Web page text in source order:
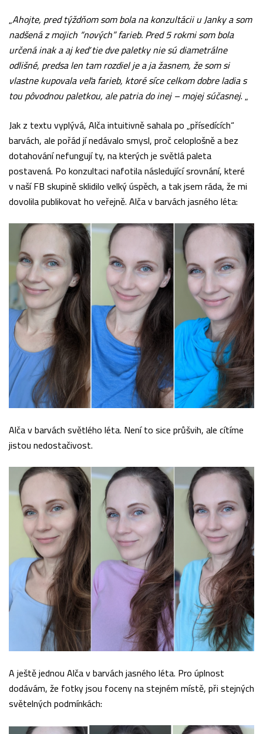
„Ahojte, pred týždňom som bola na konzultácii u Janky a som
nadšená z mojich “nových” farieb. Pred 5 rokmi som bola
určená inak a aj keď tie dve paletky nie sú diametrálne
odlišné, predsa len tam rozdiel je a ja žasnem, že som si
vlastne kupovala veľa farieb, ktoré síce celkom dobre ladia s
tou pôvodnou paletkou, ale patria do inej – mojej súčasnej. „
Jak z textu vyplývá, Alča intuitivně sahala po „přísedících“
barvách, ale pořád jí nedávalo smysl, proč celoplošně a bez
dotahování nefungují ty, na kterých je světlá paleta
postavená. Po konzultaci nafotila následující srovnání, které
v naší FB skupině sklidilo velký úspěch, a tak jsem ráda, že mi
dovolila publikovat ho veřejně. Alča v barvách jasného léta:
Alča v barvách světlého léta. Není to sice průšvih, ale cítíme
jistou nedostačivost.
A ještě jednou Alča v barvách jasného léta. Pro úplnost
dodávám, že fotky jsou foceny na stejném místě, při stejných
světelných podmínkách: